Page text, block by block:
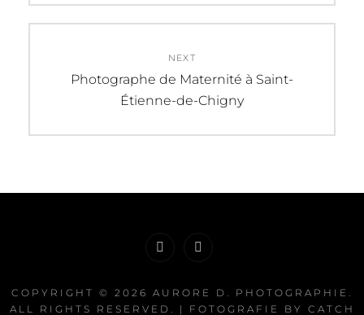
NEXT
Next
Photographe de Maternité à Saint-
Étienne-de-Chigny
COPYRIGHT © 2026 AURORE D. PHOTOGRAPHIE .
ALL RIGHTS RESERVED. | FOTOGRAFIE BY CATCH